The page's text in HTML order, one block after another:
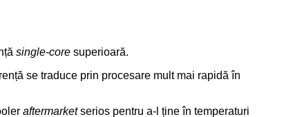
single-core superioară.
se traduce prin procesare mult mai rapidă în
aftermarketserios pentru a-l ține în temperaturi